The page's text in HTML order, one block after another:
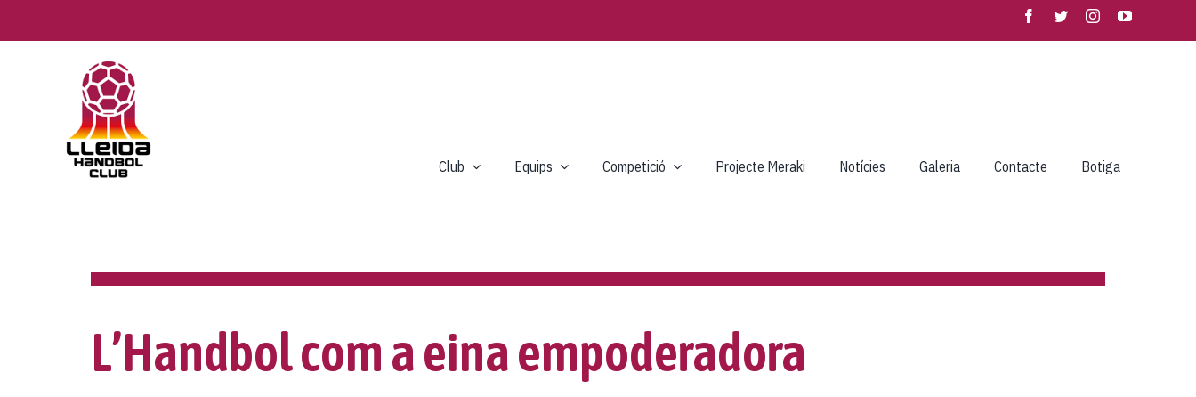
to
Club Equips Competició Projecte Meraki Notícies Galeria Contacte Botiga
L’Handbol com a eina empoderadora